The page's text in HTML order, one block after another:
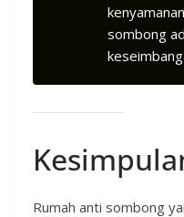
sombong
Rumah anti sombong